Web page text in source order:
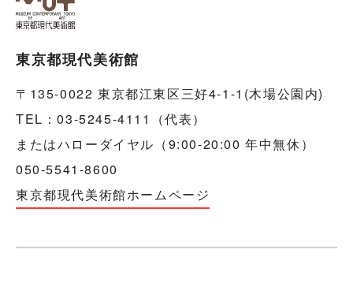
東京都現代美術館
〒135-0022 東京都江東区三好4-1-1(木場公園内)
TEL：03-5245-4111（代表）
またはハローダイヤル（9:00-20:00 年中無休）
050-5541-8600
東京都現代美術館ホームページ